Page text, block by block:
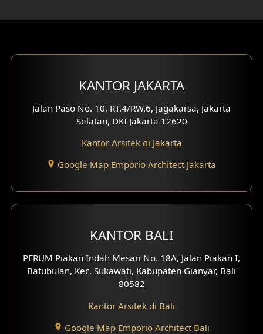
Eksterior Tampak Belakang
Eksterior Tampak Depan
Eksterior Tampak Samping
Desain Eksterior Ruko
Desain Eksterior Perumahan
Desain Hotel
Desain Klinik
Desain Kantor
KANTOR JAKARTA
Jalan Paso No. 10, RT.4/RW.6, Jagakarsa, Jakarta
Selatan, DKI Jakarta 12620
Kantor Arsitek di Jakarta
Google Map Emporio Architect Jakarta
KANTOR BALI
PERUM Piakan Indah Mesari No. 18A, Jalan Piakan I,
Batubulan, Kec. Sukawati, Kabupaten Gianyar, Bali
80582
Kantor Arsitek di Bali
Google Map Emporio Architect Bali